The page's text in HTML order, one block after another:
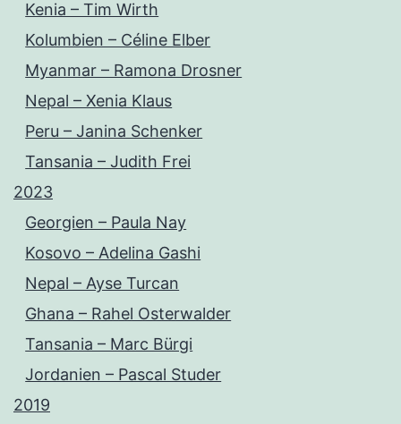
Kenia – Tim Wirth
Kolumbien – Céline Elber
Myanmar – Ramona Drosner
Nepal – Xenia Klaus
Peru – Janina Schenker
Tansania – Judith Frei
2023
Georgien – Paula Nay
Kosovo – Adelina Gashi
Nepal – Ayse Turcan
Ghana – Rahel Osterwalder
Tansania – Marc Bürgi
Jordanien – Pascal Studer
2019